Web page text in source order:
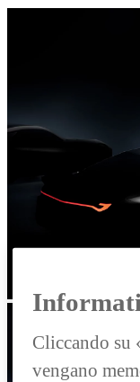
Cliccando su
vengano